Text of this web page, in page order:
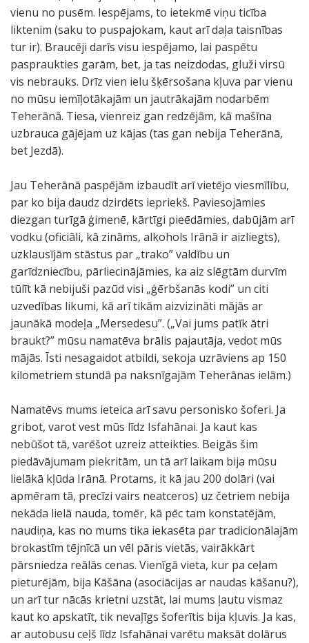
vienu no pusēm. Iespējams, to ietekmē viņu ticība
liktenim (saku to puspajokam, kaut arī daļa taisnības
tur ir). Braucēji darīs visu iespējamo, lai paspētu
paspraukties garām, bet, ja tas neizdodas, gluži virsū
vis nebrauks. Drīz vien ielu šķērsošana kļuva par vienu
no mūsu iemīļotākajām un jautrākajām nodarbēm
Teherānā. Tiesa, vienreiz gan redzējām, kā mašīna
uzbrauca gājējam uz kājas (tas gan nebija Teherānā,
bet Jezdā).
Jau Teherānā paspējām izbaudīt arī vietējo viesmīlību,
par ko bija daudz dzirdēts iepriekš. Paviesojāmies
diezgan turīgā ģimenē, kārtīgi pieēdāmies, dabūjām arī
vodku (oficiāli, kā zināms, alkohols Irānā ir aizliegts),
uzklausījām stāstus par „trako” valdību un
garīdzniecību, pārliecinājāmies, ka aiz slēgtām durvīm
tūlīt kā nebijuši pazūd visi „ģērbšanās kodi” un citi
uzvedības likumi, kā arī tikām aizvizināti mājās ar
jaunākā modeļa „Mersedesu”. („Vai jums patīk ātri
braukt?” mūsu namatēva brālis pajautāja, vedot mūs
mājās. Īsti nesagaidot atbildi, sekoja uzrāviens ap 150
kilometriem stundā pa naksnīgajām Teherānas ielām.)
Namatēvs mums ieteica arī savu personisko šoferi. Ja
gribot, varot vest mūs līdz Isfahānai. Ja kaut kas
nebūšot tā, varēšot uzreiz atteikties. Beigās šim
piedāvājumam piekritām, un tā arī laikam bija mūsu
lielākā kļūda Irānā. Protams, it kā jau 200 dolāri (vai
apmēram tā, precīzi vairs neatceros) uz četriem nebija
nekāda lielā nauda, tomēr, kā pēc tam konstatējām,
naudiņa, kas no mums tika iekasēta par tradicionālajām
brokastīm tējnīcā un vēl pāris vietās, vairākkārt
pārsniedza reālās cenas. Vienīgā vieta, kur pa ceļam
pieturējām, bija Kāšāna (asociācijas ar naudas kāšanu?),
un arī tur nācās krietni uzstāt, lai mums ļautu vismaz
kaut ko apskatīt, tik nevaļīgs šoferītis bija kļuvis. Ja kas,
ar autobusu ceļš līdz Isfahānai varētu maksāt dolārus